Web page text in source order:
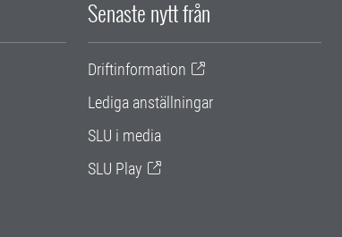
Senaste nytt från
Driftinformation
Lediga anställningar
SLU i media
SLU Play